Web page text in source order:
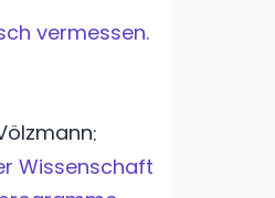
vermessen.
:
Wissenschaft